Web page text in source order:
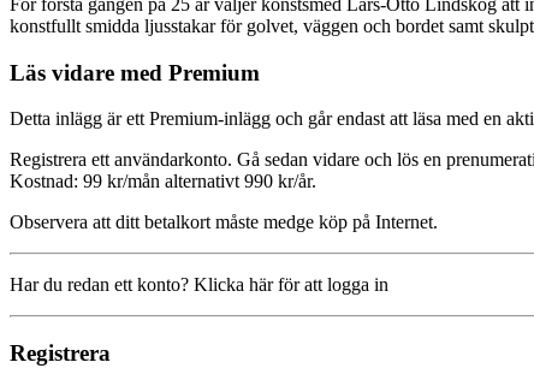
konstfullt smidda ljusstakar för golvet, väggen och bordet samt
Läs vidare med Premium
Detta inlägg är ett Premium-inlägg och går endast att läsa med en
Registrera ett användarkonto. Gå sedan vidare och lös en
Kostnad: 99 kr/mån alternativt 990 kr/år.
Observera att ditt betalkort måste medge köp på Internet.
Har du redan ett konto? Klicka här för att logga in
Registrera